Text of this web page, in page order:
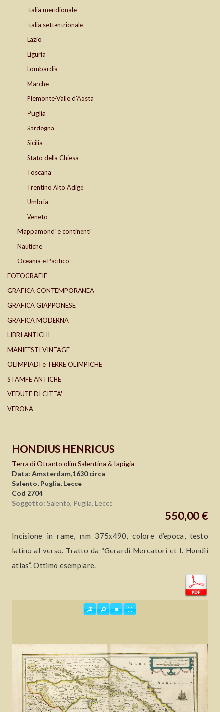
Italia meridionale
Italia settentrionale
Lazio
Liguria
Lombardia
Marche
Piemonte-Valle d'Aosta
Puglia
Sardegna
Sicilia
Stato della Chiesa
Toscana
Trentino Alto Adige
Umbria
Veneto
Mappamondi e continenti
Nautiche
Oceania e Pacifico
FOTOGRAFIE
GRAFICA CONTEMPORANEA
GRAFICA GIAPPONESE
GRAFICA MODERNA
LIBRI ANTICHI
MANIFESTI VINTAGE
OLIMPIADI e TERRE OLIMPICHE
STAMPE ANTICHE
VEDUTE DI CITTA'
VERONA
HONDIUS HENRICUS
Terra di Otranto olim Salentina & Iapigia
Data: Amsterdam,1630 circa
Salento, Puglia, Lecce
Cod 2704
Soggetto: Salento, Puglia, Lecce
550,00 €
Incisione in rame, mm 375x490, colore d’epoca, testo
latino al verso. Tratto da “Gerardi Mercatori et I. Hondii
atlas”. Ottimo esemplare.